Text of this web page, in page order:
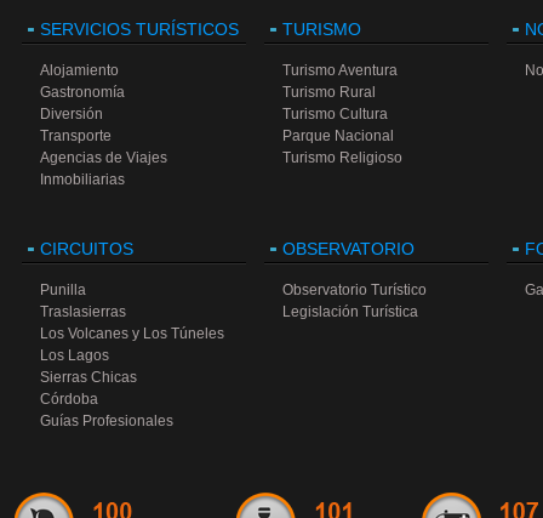
SERVICIOS TURÍSTICOS
Alojamiento
Gastronomía
Diversión
Transporte
Agencias de Viajes
Inmobiliarias
TURISMO
Turismo Aventura
Turismo Rural
Turismo Cultura
Parque Nacional
Turismo Religioso
CIRCUITOS
Punilla
Traslasierras
Los Volcanes y Los Túneles
Los Lagos
Sierras Chicas
Córdoba
Guías Profesionales
OBSERVATORIO
Observatorio Turístico
Legislación Turística